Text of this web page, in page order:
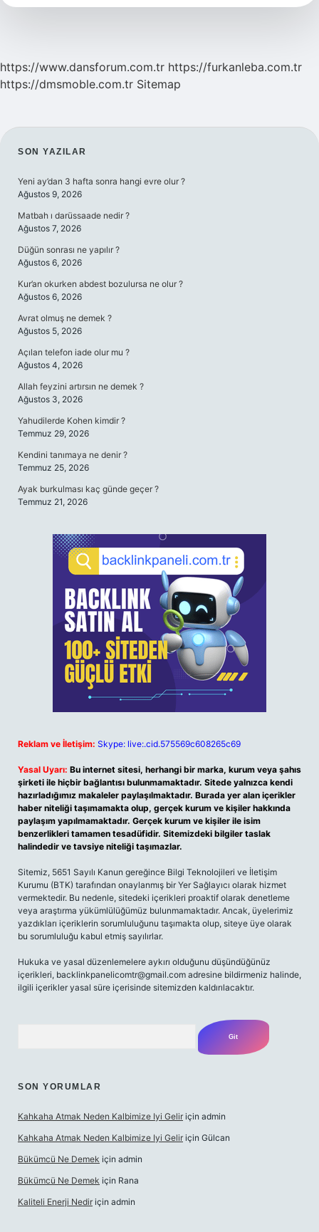
Ayarda
https://www.dansforum.com.tr https://furkanleba.com.tr
https://dmsmoble.com.tr Sitemap
SIDEBAR
SON YAZILAR
Yeni ay’dan 3 hafta sonra hangi evre olur ?
Ağustos 9, 2026
Matbah ı darüssaade nedir ?
Ağustos 7, 2026
Düğün sonrası ne yapılır ?
Ağustos 6, 2026
Kur’an okurken abdest bozulursa ne olur ?
Ağustos 6, 2026
Avrat olmuş ne demek ?
Ağustos 5, 2026
Açılan telefon iade olur mu ?
Ağustos 4, 2026
Allah feyzini artırsın ne demek ?
Ağustos 3, 2026
Yahudilerde Kohen kimdir ?
Temmuz 29, 2026
Kendini tanımaya ne denir ?
Temmuz 25, 2026
Ayak burkulması kaç günde geçer ?
Temmuz 21, 2026
Reklam ve İletişim: Skype: live:.cid.575569c608265c69
Yasal Uyarı: Bu internet sitesi, herhangi bir marka, kurum veya şahıs
şirketi ile hiçbir bağlantısı bulunmamaktadır. Sitede yalnızca kendi
hazırladığımız makaleler paylaşılmaktadır. Burada yer alan içerikler
haber niteliği taşımamakta olup, gerçek kurum ve kişiler hakkında
paylaşım yapılmamaktadır. Gerçek kurum ve kişiler ile isim
benzerlikleri tamamen tesadüfidir. Sitemizdeki bilgiler taslak
halindedir ve tavsiye niteliği taşımazlar.
Sitemiz, 5651 Sayılı Kanun gereğince Bilgi Teknolojileri ve İletişim
Kurumu (BTK) tarafından onaylanmış bir Yer Sağlayıcı olarak hizmet
vermektedir. Bu nedenle, sitedeki içerikleri proaktif olarak denetleme
veya araştırma yükümlülüğümüz bulunmamaktadır. Ancak, üyelerimiz
yazdıkları içeriklerin sorumluluğunu taşımakta olup, siteye üye olarak
bu sorumluluğu kabul etmiş sayılırlar.
Hukuka ve yasal düzenlemelere aykırı olduğunu düşündüğünüz
içerikleri, backlinkpanelicomtr@gmail.com adresine bildirmeniz halinde,
ilgili içerikler yasal süre içerisinde sitemizden kaldırılacaktır.
SON YORUMLAR
Kahkaha Atmak Neden Kalbimize Iyi Gelir için admin
Kahkaha Atmak Neden Kalbimize Iyi Gelir için Gülcan
Bükümcü Ne Demek için admin
Bükümcü Ne Demek için Rana
Kaliteli Enerji Nedir için admin